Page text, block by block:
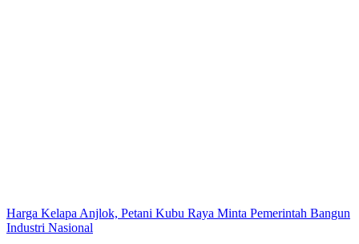
Harga Kelapa Anjlok, Petani Kubu Raya Minta Pemerintah Bangun
Industri Nasional